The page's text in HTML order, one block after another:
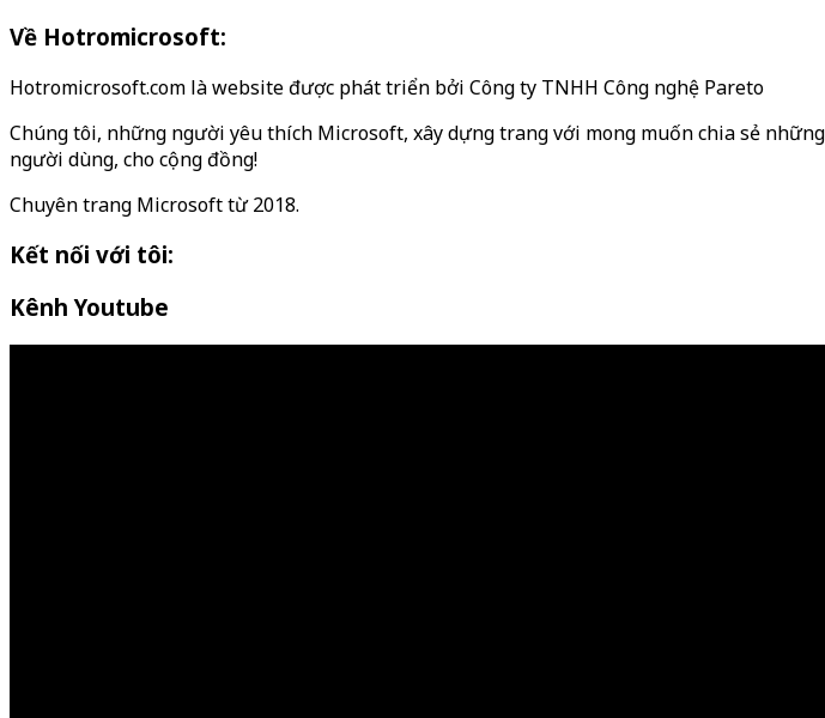
Về Hotromicrosoft:
Hotromicrosoft.com là website được phát triển bởi Công ty TNHH Công nghệ Pareto
Chúng tôi, những người yêu thích Microsoft, xây dựng trang với mong muốn chia sẻ
người dùng, cho cộng đồng!
Chuyên trang Microsoft từ 2018.
Kết nối với tôi:
Kênh Youtube